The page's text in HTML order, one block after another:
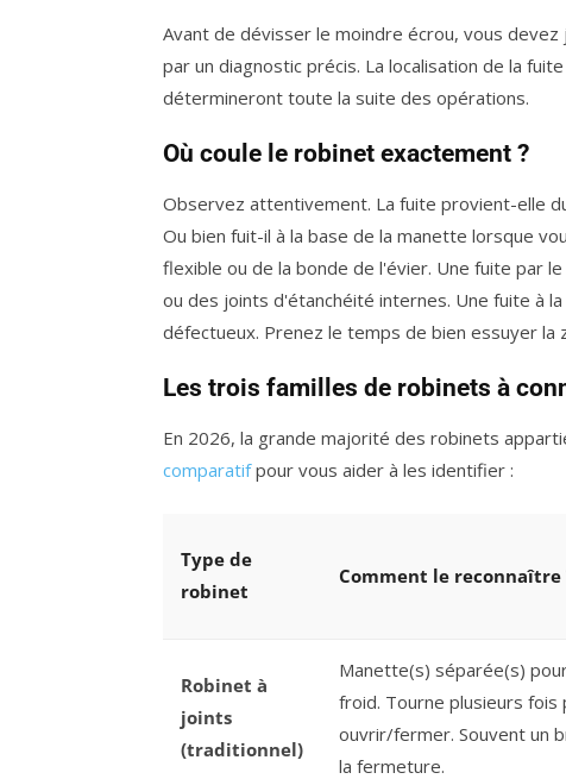
Avant de dévisser le moindre écrou, vous
par un diagnostic précis. La localisation de la
détermineront toute la suite des opérations.
Où coule le robinet exactement ?
Observez attentivement. La fuite provient-elle
Ou bien fuit-il à la base de la manette lorsque
flexible ou de la bonde de l'évier. Une fuite par
ou des joints d'étanchéité internes. Une fuite à
défectueux. Prenez le temps de bien essuyer
Les trois familles de robinets à
En 2026, la grande majorité des robinets
comparatifpour vous aider à les identifier :
Type de
robinet
Comment le reconnaître
Robinet à
joints
(traditionnel)
Manette(s) séparée(s)
froid. Tourne plusieurs fois
ouvrir/fermer. Souvent un
la fermeture.